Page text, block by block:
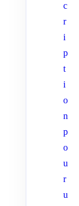
c
r
i
p
t
i
o
n
p
o
u
r
u